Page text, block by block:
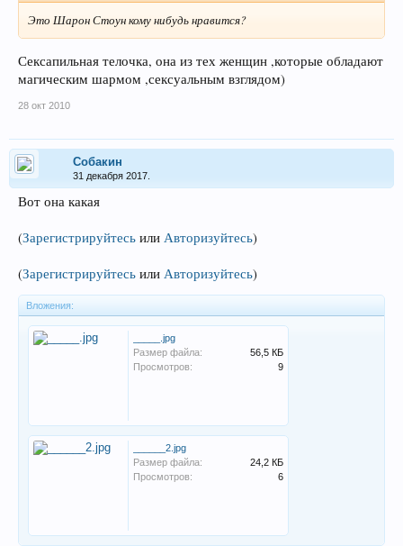
Это Шарон Стоун кому нибудь нравится?
Сексапильная телочка, она из тех женщин ,которые обладают
магическим шармом ,сексуальным взглядом)
28 окт 2010
Собакин
31 декабря 2017.
Вот она какая
(Зарегистрируйтесь или Авторизуйтесь)
(Зарегистрируйтесь или Авторизуйтесь)
Вложения:
_____.jpg
Размер файла:
56,5 КБ
Просмотров:
9
______2.jpg
Размер файла:
24,2 КБ
Просмотров:
6